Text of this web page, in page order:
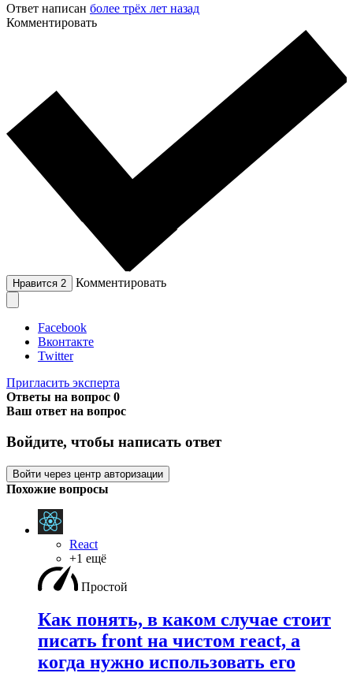
Ответ написан более трёх лет назад
Комментировать
Нравится 2 Комментировать
Facebook
Вконтакте
Twitter
Пригласить эксперта
Ответы на вопрос 0
Ваш ответ на вопрос
Войдите, чтобы написать ответ
Войти через центр авторизации
Похожие вопросы
React
+1 ещё
Простой
Как понять, в каком случае стоит
писать front на чистом react, а
когда нужно использовать его